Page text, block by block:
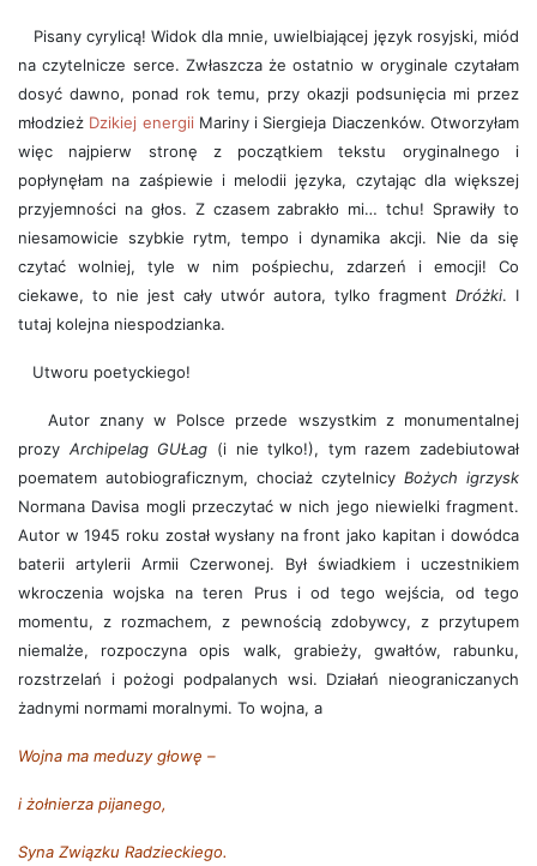
Pisany cyrylicą! Widok dla mnie, uwielbiającej język rosyjski, miód
na czytelnicze serce. Zwłaszcza że ostatnio w oryginale czytałam
dosyć dawno, ponad rok temu, przy okazji podsunięcia mi przez
młodzież Dzikiej energii Mariny i Siergieja Diaczenków. Otworzyłam
więc najpierw stronę z początkiem tekstu oryginalnego i
popłynęłam na zaśpiewie i melodii języka, czytając dla większej
przyjemności na głos. Z czasem zabrakło mi… tchu! Sprawiły to
niesamowicie szybkie rytm, tempo i dynamika akcji. Nie da się
czytać wolniej, tyle w nim pośpiechu, zdarzeń i emocji! Co
ciekawe, to nie jest cały utwór autora, tylko fragment Dróżki. I
tutaj kolejna niespodzianka.
Utworu poetyckiego!
Autor znany w Polsce przede wszystkim z monumentalnej
prozy Archipelag GUŁag (i nie tylko!), tym razem zadebiutował
poematem autobiograficznym, chociaż czytelnicy Bożych igrzysk
Normana Davisa mogli przeczytać w nich jego niewielki fragment.
Autor w 1945 roku został wysłany na front jako kapitan i dowódca
baterii artylerii Armii Czerwonej. Był świadkiem i uczestnikiem
wkroczenia wojska na teren Prus i od tego wejścia, od tego
momentu, z rozmachem, z pewnością zdobywcy, z przytupem
niemalże, rozpoczyna opis walk, grabieży, gwałtów, rabunku,
rozstrzelań i pożogi podpalanych wsi. Działań nieograniczanych
żadnymi normami moralnymi. To wojna, a
Wojna ma meduzy głowę –
i żołnierza pijanego,
Syna Związku Radzieckiego.